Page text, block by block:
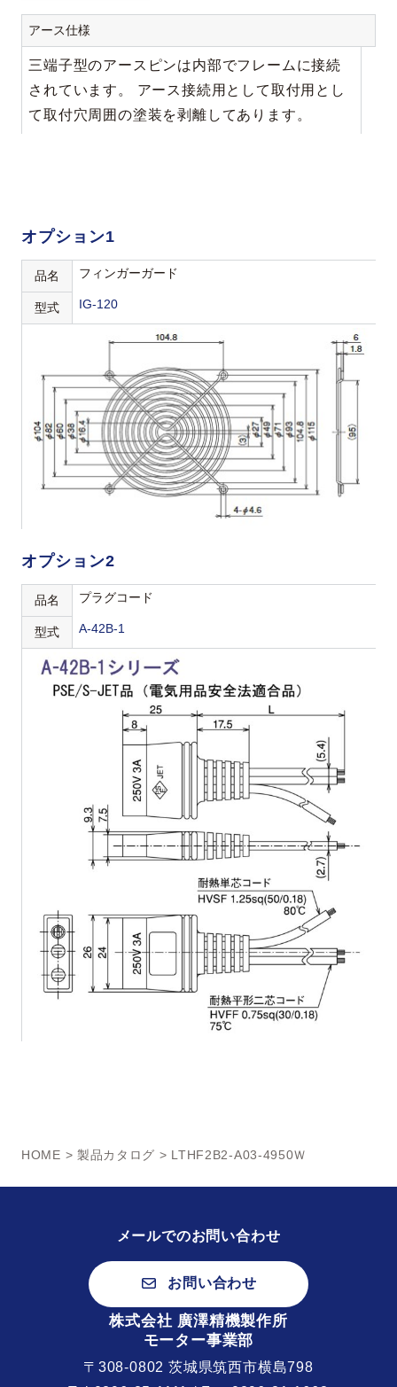
アース仕様
三端子型のアースピンは内部でフレームに接続
されています。 アース接続用として取付用とし
て取付穴周囲の塗装を剥離してあります。
オプション1
品名 フィンガーガード
型式 IG-120
オプション2
品名 プラグコード
型式 A-42B-1
HOME > 製品カタログ > LTHF2B2-A03-4950Ｗ
メールでのお問い合わせ
お問い合わせ
株式会社 廣澤精機製作所
モーター事業部
〒308-0802 茨城県筑西市横島798